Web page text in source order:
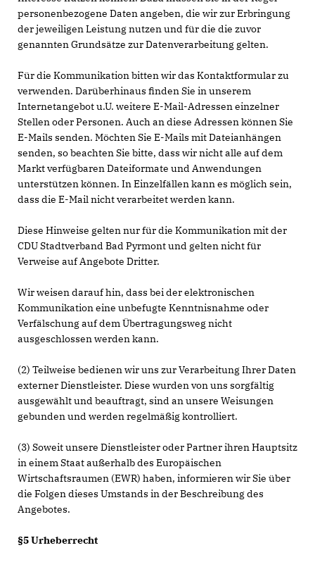
personenbezogene Daten angeben, die wir zur Erbringung
der jeweiligen Leistung nutzen und für die die zuvor
genannten Grundsätze zur Datenverarbeitung gelten.
Für die Kommunikation bitten wir das Kontaktformular zu
verwenden. Darüberhinaus finden Sie in unserem
Internetangebot u.U. weitere E-Mail-Adressen einzelner
Stellen oder Personen. Auch an diese Adressen können Sie
E-Mails senden. Möchten Sie E-Mails mit Dateianhängen
senden, so beachten Sie bitte, dass wir nicht alle auf dem
Markt verfügbaren Dateiformate und Anwendungen
unterstützen können. In Einzelfällen kann es möglich sein,
dass die E-Mail nicht verarbeitet werden kann.
Diese Hinweise gelten nur für die Kommunikation mit der
CDU Stadtverband Bad Pyrmont und gelten nicht für
Verweise auf Angebote Dritter.
Wir weisen darauf hin, dass bei der elektronischen
Kommunikation eine unbefugte Kenntnisnahme oder
Verfälschung auf dem Übertragungsweg nicht
ausgeschlossen werden kann.
(2) Teilweise bedienen wir uns zur Verarbeitung Ihrer Daten
externer Dienstleister. Diese wurden von uns sorgfältig
ausgewählt und beauftragt, sind an unsere Weisungen
gebunden und werden regelmäßig kontrolliert.
(3) Soweit unsere Dienstleister oder Partner ihren Hauptsitz
in einem Staat außerhalb des Europäischen
Wirtschaftsraumen (EWR) haben, informieren wir Sie über
die Folgen dieses Umstands in der Beschreibung des
Angebotes.
§5 Urheberrecht